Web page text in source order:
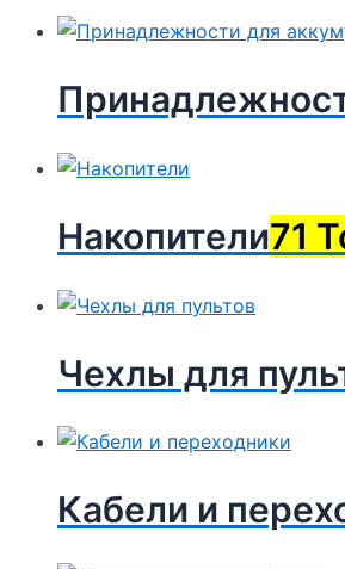
Накопители71
Чехлы для
Кабели и